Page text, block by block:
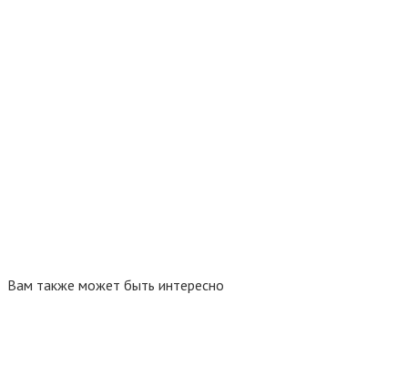
Вам также может быть интересно